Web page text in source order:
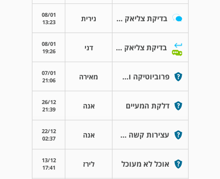
בדיקת צליאק והטפיל ג'יארדיה נירית
08/01
13:23
בדיקת צליאק והטפיל ג'יארדיה דני
08/01
19:26
פרוביוטיקה והשפעה על המשקל . מאירה
07/01
21:06
דלקת המעיים אנה
26/12
21:39
עצירות קשה אחרי חיסון רוטה אנה
22/12
02:37
אוכל לא מעוכל לירז
13/12
17:41